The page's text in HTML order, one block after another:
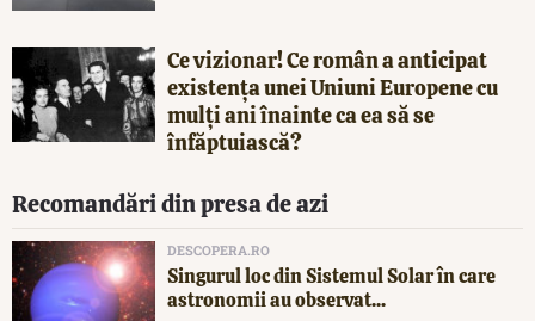
Ce vizionar! Ce român a anticipat
existența unei Uniuni Europene cu
mulți ani înainte ca ea să se
înfăptuiască?
Recomandări din presa de azi
DESCOPERA.RO
Singurul loc din Sistemul Solar în care
astronomii au observat...